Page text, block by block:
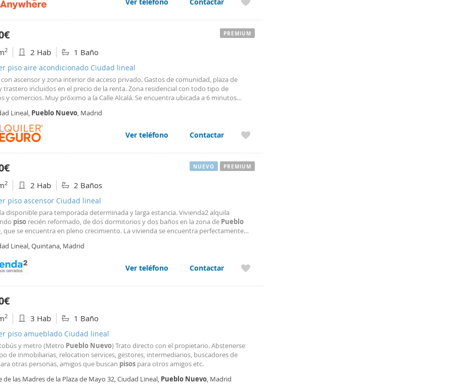
2 2 Hab 1 Baño
piso aire acondicionado Ciudad lineal
ascensor y zona interior de acceso privado. Gastos de comunidad, plaza de
trastero incluidos en el precio de la renta. Zona residencial con todo tipo de
y comercios. Muy próximo a la Calle Alcalá. Se encuentra ubicada a 6 minutos
y N5 No se aceptan mascotas.
Lineal, Pueblo Nuevo, Madrid
Ver teléfono Contactar
PREMIUM
2 2 Hab 2 Baños
piso ascensor Ciudad lineal
disponible para temporada determinada y larga estancia. Vivienda2 alquila
piso recién reformado, de dos dormitorios y dos baños en la zona de Pueblo
, que se encuentra en pleno crecimiento. La vivienda se encuentra perfectamente
vitrocerámica, campana extractora
Lineal, Quintana, Madrid
Ver teléfono Contactar
NUEVO PREMIUM
2 3 Hab 1 Baño
piso amueblado Ciudad lineal
y metro (Metro Pueblo Nuevo) Trato directo con el propietario. Abstenerse
de inmobiliarias, relocation services, gestores, intermediarios, buscadores de
otras personas, amigos que buscan pisos para otros amigos etc.
de las Madres de la Plaza de Mayo 32, Ciudad Lineal, Pueblo Nuevo, Madrid